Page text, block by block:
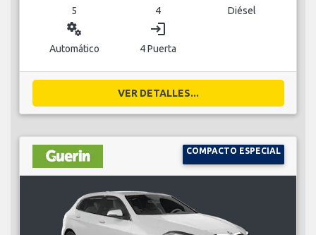
5 4 Diésel
miscellaneous_services
Automático
login
4 Puerta
VER DETALLES...
COMPACTO ESPECIAL